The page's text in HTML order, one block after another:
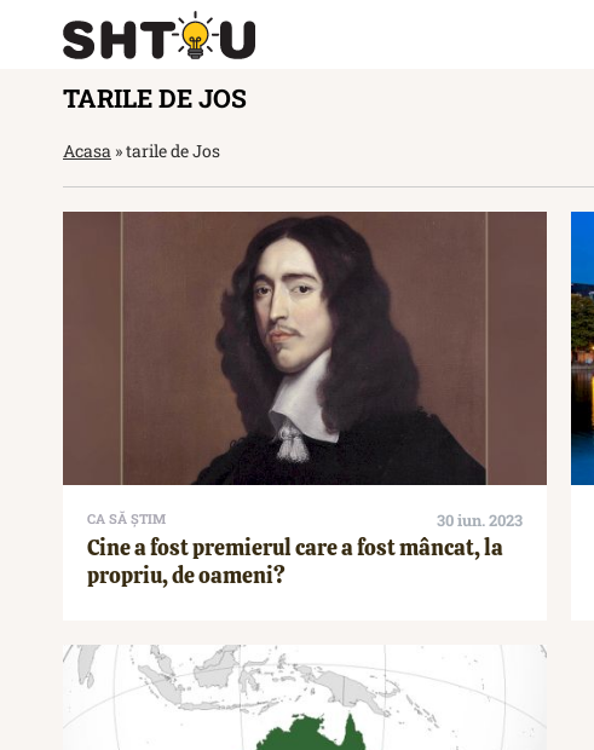
TARILE DE JOS
Acasa »tarile de Jos
CA SĂ ȘTIM 30 iun. 2023
Cine a fost premierul care a fost mâncat, la
propriu, de oameni?